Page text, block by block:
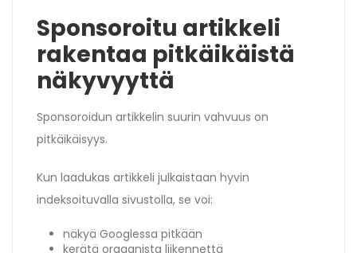
Sponsoroitu artikkeli
rakentaa pitkäikäistä
näkyvyyttä
Sponsoroidun artikkelin suurin vahvuus on
pitkäikäisyys.
Kun laadukas artikkeli julkaistaan hyvin
indeksoituvalla sivustolla, se voi:
näkyä Googlessa pitkään
kerätä orgaanista liikennettä